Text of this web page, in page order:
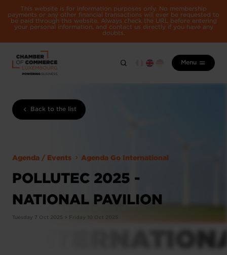
This website is for information purposes only. No membership
payments or any other financial transactions will ever be requested to
be paid through this website. Always check the URL before entering
your personal information, and contact us directly if you have any
doubts.
Menu
Back to the list
Agenda / Events Agenda Go International
POLLUTEC 2025 -
NATIONAL PAVILION
Tuesday 7 Oct 2025 > Friday 10 Oct 2025